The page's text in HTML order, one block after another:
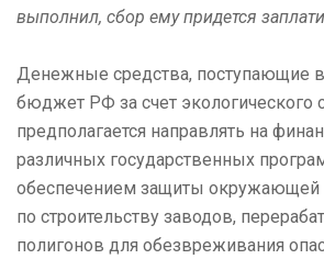
выполнил, сбор ему придется
Денежные средства, поступающие
бюджет РФ за счет экологического
предполагается направлять на
различных государственных
обеспечением защиты окружающей
по строительству заводов,
полигонов для обезвреживания